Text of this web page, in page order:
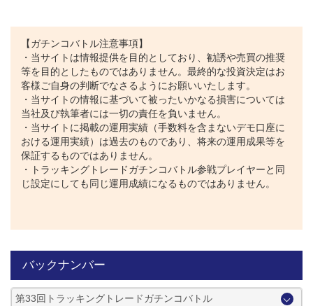
【ガチンコバトル注意事項】
・当サイトは情報提供を目的としており、勧誘や売買の推奨
等を目的としたものではありません。最終的な投資決定はお
客様ご自身の判断でなさるようにお願いいたします。
・当サイトの情報に基づいて被ったいかなる損害については
当社及び執筆者には一切の責任を負いません。
・当サイトに掲載の運用実績（手数料を含まないデモ口座に
おける運用実績）は過去のものであり、将来の運用成果等を
保証するものではありません。
・トラッキングトレードガチンコバトル参戦プレイヤーと同
じ設定にしても同じ運用成績になるものではありません。
バックナンバー
第33回トラッキングトレードガチンコバトル